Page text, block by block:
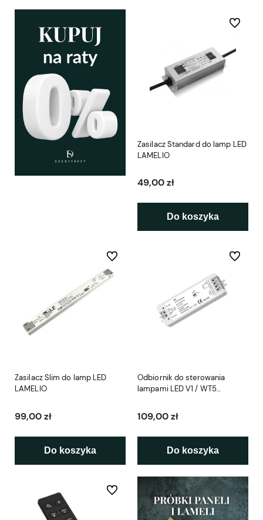
Zasilacz Standard do lamp LED
LAMELIO
49,00 zł
Do koszyka
Do
Zasilacz Slim do lamp LED
LAMELIO
99,00 zł
Do koszyka
Do ulubionych
Odbiornik do sterowania
lampami LED V1 / WT5
109,00 zł
Do koszyka
Do
Do ulubionych